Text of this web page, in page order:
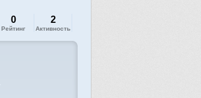
0
Рейтинг
2
Активность